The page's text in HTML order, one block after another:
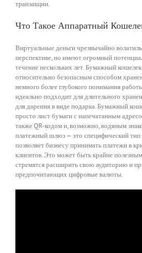
транзакции.
Что Такое Аппаратный
Виртуальные деньги чрезвычайно
перспективе, но имеют огромный
течение нескольких лет. Бумажный
относительно безопасным способом
немного более глубокого понимания
идеально подходит для длительного
для дарения в виде подарка. Бумажный
просто лист бумаги с напечатанным
также QR-кодом и, возможно, водяным
платежный шлюз — это специфический тип
позволяет бизнесу принимать платежи в
клиентов. Это может быть крайне
стремятся расширить свою аудиторию и
предпочитающих цифровые валюты.